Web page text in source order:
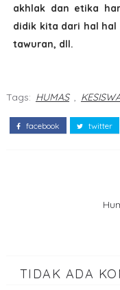
akhlak dan etika
didik kita dari hal
tawuran, dll.
Tags: HUMAS
facebook twitter
TIDAK ADA